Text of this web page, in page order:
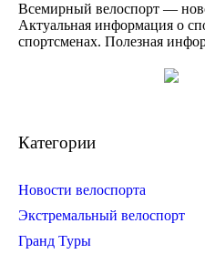
Всемирный велоспорт —
Актуальная информация о
спортсменах. Полезная
Категории
Новости велоспорта
Экстремальный велоспорт
Гранд Туры